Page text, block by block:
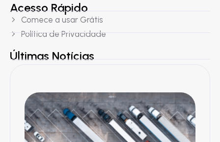
Acesso Rápido
Comece a usar Grátis
Política de Privacidade
Últimas Notícias